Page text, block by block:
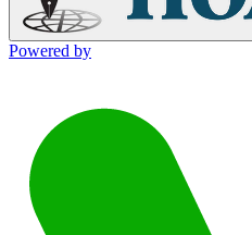
Powered by